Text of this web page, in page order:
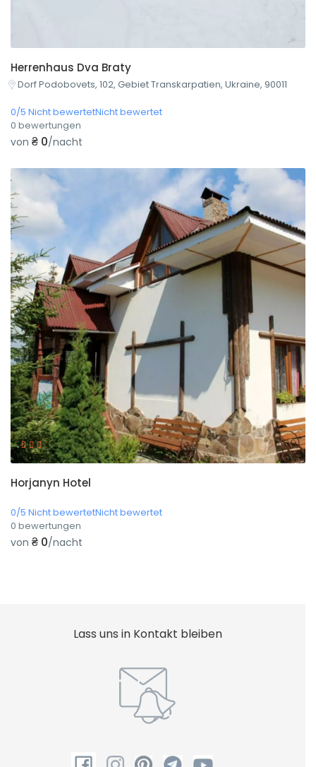
Herrenhaus Dva Braty
Dorf Podobovets, 102, Gebiet Transkarpatien, Ukraine, 90011
0/5 Nicht bewertetNicht bewertet
0 bewertungen
von ₴ 0/nacht
Horjanyn Hotel
0/5 Nicht bewertetNicht bewertet
0 bewertungen
von ₴ 0/nacht
Lass uns in Kontakt bleiben